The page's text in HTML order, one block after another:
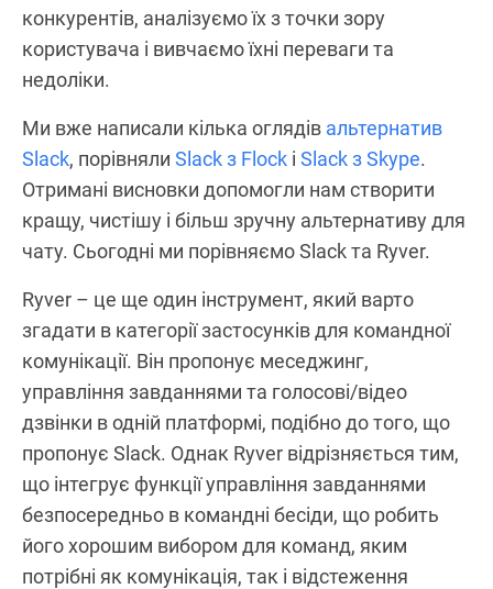
конкурентів, аналізуємо їх з точки зору
користувача і вивчаємо їхні переваги та
недоліки.
Ми вже написали кілька оглядів альтернатив
Slack, порівняли Slack з Flock і Slack з Skype.
Отримані висновки допомогли нам створити
кращу, чистішу і більш зручну альтернативу для
чату. Сьогодні ми порівняємо Slack та Ryver.
Ryver – це ще один інструмент, який варто
згадати в категорії застосунків для командної
комунікації. Він пропонує меседжинг,
управління завданнями та голосові/відео
дзвінки в одній платформі, подібно до того, що
пропонує Slack. Однак Ryver відрізняється тим,
що інтегрує функції управління завданнями
безпосередньо в командні бесіди, що робить
його хорошим вибором для команд, яким
потрібні як комунікація, так і відстеження